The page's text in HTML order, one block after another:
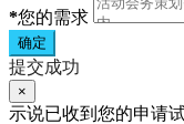
*您的需求
确定
提交成功
×
示说已收到您的申请